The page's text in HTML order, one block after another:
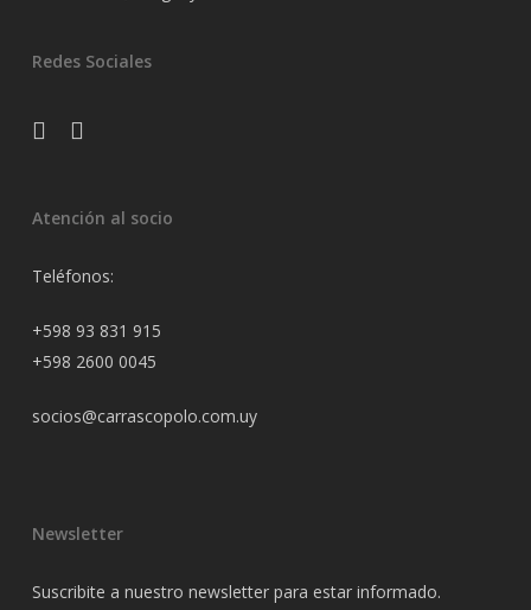
Redes Sociales
facebookinstagram
Atención al socio
Teléfonos:
+598 93 831 915
+598 2600 0045
socios@carrascopolo.com.uy
Newsletter
Suscribite a nuestro newsletter para estar informado.